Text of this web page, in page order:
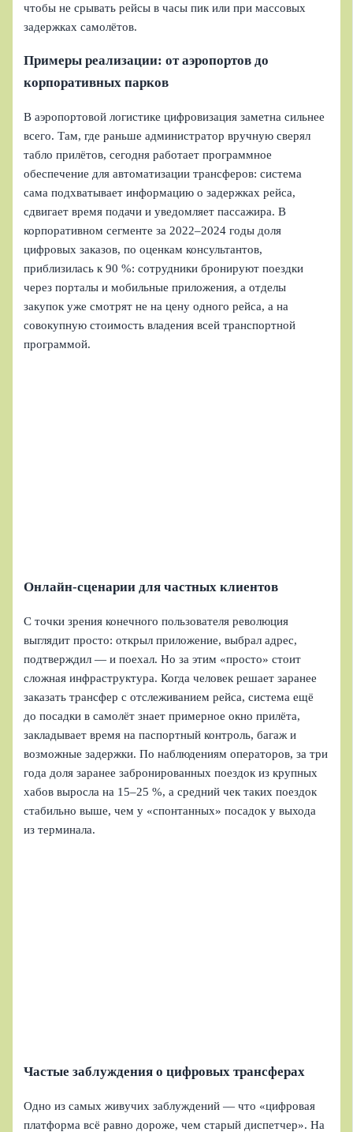
чтобы не срывать рейсы в часы пик или при массовых
задержках самолётов.
Примеры реализации: от аэропортов до
корпоративных парков
В аэропортовой логистике цифровизация заметна сильнее
всего. Там, где раньше администратор вручную сверял
табло прилётов, сегодня работает программное
обеспечение для автоматизации трансферов: система
сама подхватывает информацию о задержках рейса,
сдвигает время подачи и уведомляет пассажира. В
корпоративном сегменте за 2022–2024 годы доля
цифровых заказов, по оценкам консультантов,
приблизилась к 90 %: сотрудники бронируют поездки
через порталы и мобильные приложения, а отделы
закупок уже смотрят не на цену одного рейса, а на
совокупную стоимость владения всей транспортной
программой.
Онлайн‑сценарии для частных клиентов
С точки зрения конечного пользователя революция
выглядит просто: открыл приложение, выбрал адрес,
подтверждил — и поехал. Но за этим «просто» стоит
сложная инфраструктура. Когда человек решает заранее
заказать трансфер с отслеживанием рейса, система ещё
до посадки в самолёт знает примерное окно прилёта,
закладывает время на паспортный контроль, багаж и
возможные задержки. По наблюдениям операторов, за три
года доля заранее забронированных поездок из крупных
хабов выросла на 15–25 %, а средний чек таких поездок
стабильно выше, чем у «спонтанных» посадок у выхода
из терминала.
Частые заблуждения о цифровых трансферах
Одно из самых живучих заблуждений — что «цифровая
платформа всё равно дороже, чем старый диспетчер». На